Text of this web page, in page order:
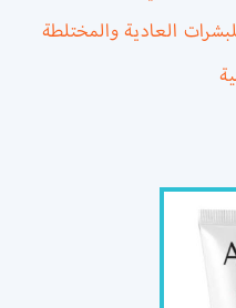
العادية والمختلطة